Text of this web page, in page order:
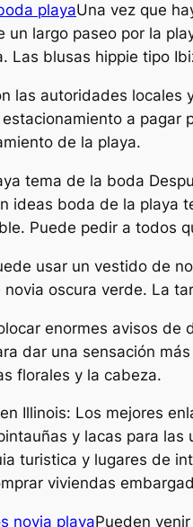
Una vez que
un largo paseo por la
Las blusas hippie tipo
las autoridades locales
a pagar
de la playa.
tema de la boda
ideas boda de la playa
Puede pedir a todos
usar un vestido de
novia oscura verde. La
enormes avisos de
dar una sensación
florales y la cabeza.
Illinois: Los mejores
y lacas para las
turistica y lugares de
viviendas
Pueden